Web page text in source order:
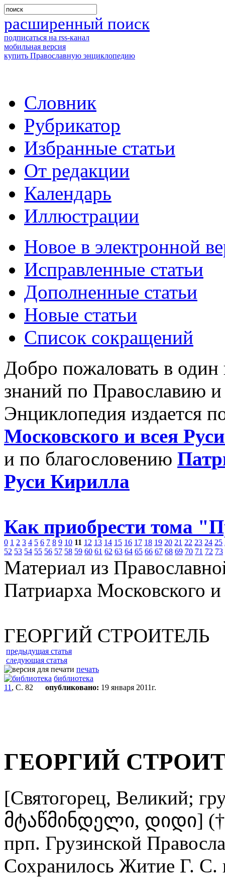
расширенный поиск
подписаться на rss-канал
мобильная версия
купить Православную энциклопедию
Словник
Рубрикатор
Избранные статьи
От редакции
Календарь
Иллюстрации
Новое в электронной
Исправленные статьи
Дополненные статьи
Новые статьи
Список сокращений
Добро пожаловать в
знаний по Православию
Энциклопедия издается
Московского и всея
и по благословению
Руси Кирилла
Как приобрести тома
0 1 2 3 4 5 6 7 8 9 10 11 12 13 14 15 16 17 18 19 20 21 22 23 24 25
52 53 54 55 56 57 58 59 60 61 62 63 64 65 66 67 68 69 70 71 72 73
Материал из
Патриарха Московского
ГЕОРГИЙ СТРОИТЕЛЬ
предыдущая статья
следующая статья
печать
библиотека
11 , С. 82 опубликовано: 19 января 2011г.
ГЕОРГИЙ
[Cвятогорец, Великий;
მტაწმინდელი, დიდი] (†
прп. Грузинской
Сохранилось Житие Г. С.